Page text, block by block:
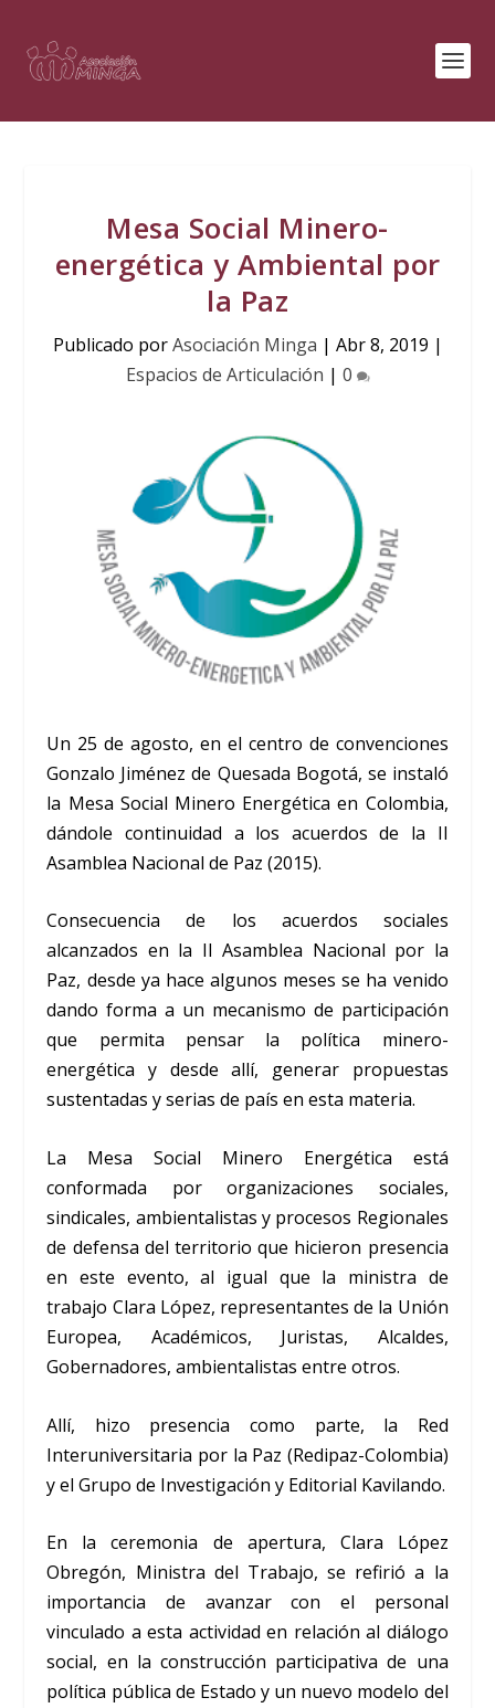
Mesa Social Minero-
energética y Ambiental por
la Paz
Publicado porAsociación Minga | Abr 8, 2019 |
Espacios de Articulación | 0
Un 25 de agosto, en el centro de convenciones
Gonzalo Jiménez de Quesada Bogotá, se instaló
la Mesa Social Minero Energética en Colombia,
dándole continuidad a los acuerdos de la II
Asamblea Nacional de Paz (2015).
Consecuencia de los acuerdos sociales
alcanzados en la II Asamblea Nacional por la
Paz, desde ya hace algunos meses se ha venido
dando forma a un mecanismo de participación
que permita pensar la política minero-
energética y desde allí, generar propuestas
sustentadas y serias de país en esta materia.
La Mesa Social Minero Energética está
conformada por organizaciones sociales,
sindicales, ambientalistas y procesos Regionales
de defensa del territorio que hicieron presencia
en este evento, al igual que la ministra de
trabajo Clara López, representantes de la Unión
Europea, Académicos, Juristas, Alcaldes,
Gobernadores, ambientalistas entre otros.
Allí, hizo presencia como parte, la Red
Interuniversitaria por la Paz (Redipaz-Colombia)
y el Grupo de Investigación y Editorial Kavilando.
En la ceremonia de apertura, Clara López
Obregón, Ministra del Trabajo, se refirió a la
importancia de avanzar con el personal
vinculado a esta actividad en relación al diálogo
social, en la construcción participativa de una
política pública de Estado y un nuevo modelo del